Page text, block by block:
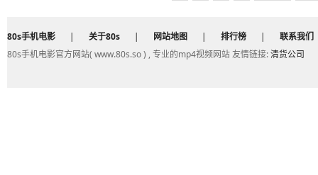
80s手机电影 | 关于80s | 网站地图 | 排行榜 |
联系我们
80s手机电影官方网站( www.80s.so ) , 专业的mp4视频网站 友情链接:清货公司